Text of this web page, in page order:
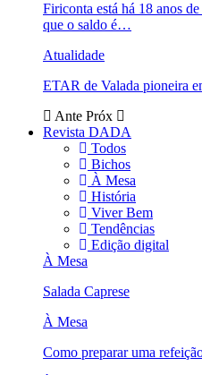
Firiconta está há 18 anos
que o saldo é…
Atualidade
ETAR de Valada pioneira
Ante Próx
Revista DADA
Todos
Bichos
À Mesa
História
Viver Bem
Tendências
Edição digital
À Mesa
Salada Caprese
À Mesa
Como preparar uma